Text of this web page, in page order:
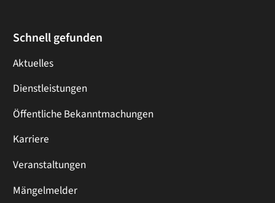
Schnell gefunden
Aktuelles
Dienstleistungen
Öffentliche Bekanntmachungen
Karriere
Veranstaltungen
Mängelmelder